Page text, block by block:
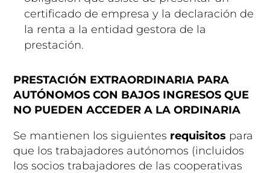
certificado de empresa y la declaración de
la renta a la entidad gestora de la
prestación.
PRESTACIÓN EXTRAORDINARIA PARA
AUTÓNOMOS CON BAJOS INGRESOS QUE
NO PUEDEN ACCEDER A LA ORDINARIA
Se mantienen los siguientes requisitos para
que los trabajadores autónomos (incluidos
los socios trabajadores de las cooperativas